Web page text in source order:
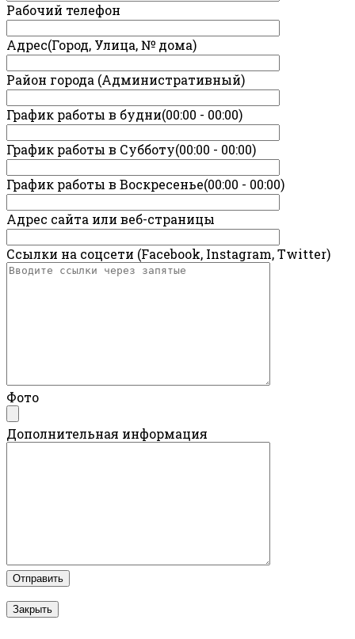
Рабочий телефон
Адрес(Город, Улица, № дома)
Район города (Административный)
График работы в будни(00:00 - 00:00)
График работы в Субботу(00:00 - 00:00)
График работы в Воскресенье(00:00 - 00:00)
Адрес сайта или веб-страницы
Ссылки на соцсети (Facebook, Instagram, Twitter)
Фото
Дополнительная информация
Закрыть